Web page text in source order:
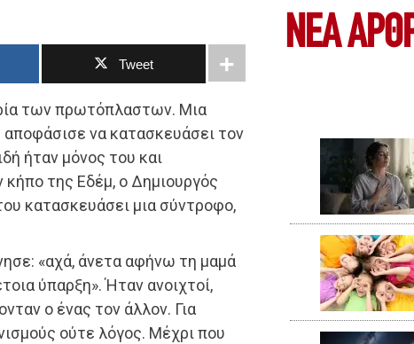
Tweet
των πρωτόπλαστων. Μια
αποφάσισε να κατασκευάσει τον
ήταν μόνος του και
της Εδέμ, ο Δημιουργός
κατασκευάσει μια σύντροφο,
«αχά, άνετα αφήνω τη μαμά
ύπαρξη». Ήταν ανοιχτοί,
ο ένας τον άλλον. Για
ούτε λόγος. Μέχρι που
ΝΕΑ